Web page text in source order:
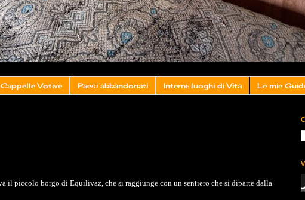
Votive Paesi abbandonati Interni: luoghi di Vita Le mie
il piccolo borgo di Equilivaz, che si raggiunge con un sentiero che si diparte dalla